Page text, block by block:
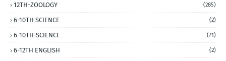
12TH-ZOOLOGY (285)
6-10TH SCIENCE (2)
6-10TH-SCIENCE (71)
6-12TH ENGLISH (2)